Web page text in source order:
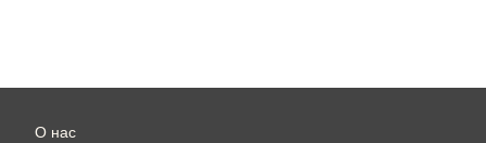
О нас